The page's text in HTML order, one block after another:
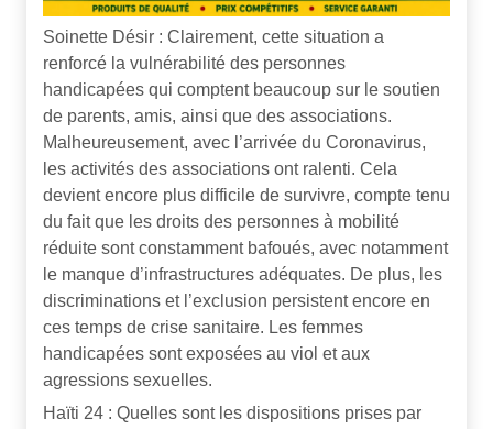
Soinette Désir : Clairement, cette situation a
renforcé la vulnérabilité des personnes
handicapées qui comptent beaucoup sur le soutien
de parents, amis, ainsi que des associations.
Malheureusement, avec l’arrivée du Coronavirus,
les activités des associations ont ralenti. Cela
devient encore plus difficile de survivre, compte tenu
du fait que les droits des personnes à mobilité
réduite sont constamment bafoués, avec notamment
le manque d’infrastructures adéquates. De plus, les
discriminations et l’exclusion persistent encore en
ces temps de crise sanitaire. Les femmes
handicapées sont exposées au viol et aux
agressions sexuelles.
Haïti 24 : Quelles sont les dispositions prises par